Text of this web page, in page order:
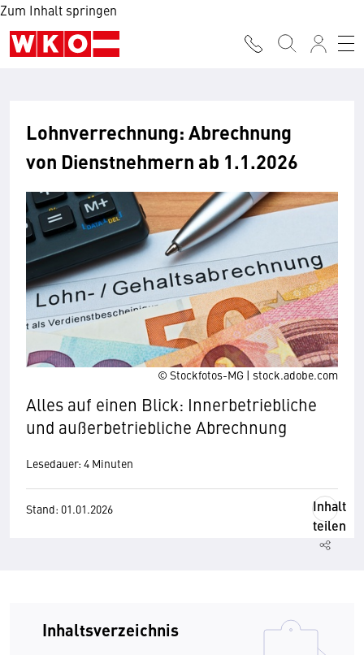
Zum Inhalt springen
© Stockfotos-MG | stock.adobe.com
Lohnverrechnung: Abrechnung
von Dienstnehmern ab 1.1.2026
Alles auf einen Blick: Innerbetriebliche
und außerbetriebliche Abrechnung
Lesedauer: 4 Minuten
Stand: 01.01.2026
Inhalt
teilen
Inhaltsverzeichnis